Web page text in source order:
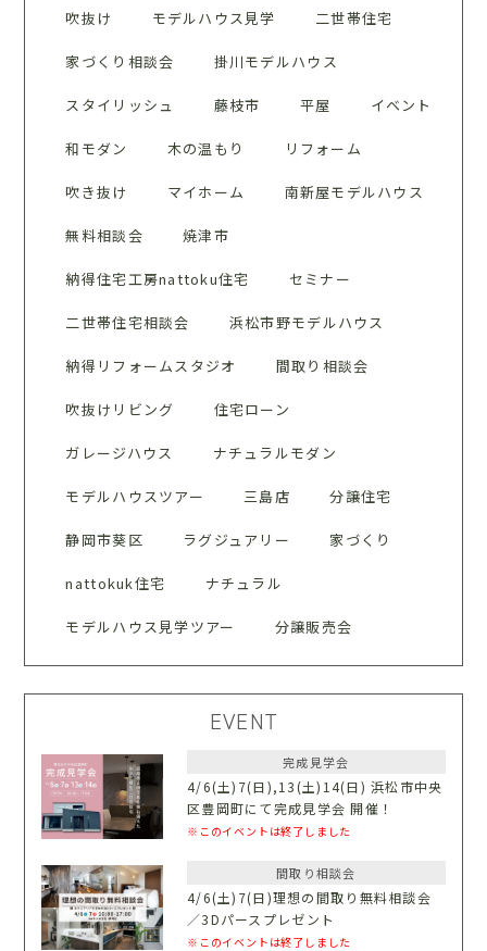
吹抜け モデルハウス見学 二世帯住宅
家づくり相談会 掛川モデルハウス
スタイリッシュ 藤枝市 平屋 イベント
和モダン 木の温もり リフォーム
吹き抜け マイホーム 南新屋モデルハウス
無料相談会 焼津市
納得住宅工房nattoku住宅 セミナー
二世帯住宅相談会 浜松市野モデルハウス
納得リフォームスタジオ 間取り相談会
吹抜けリビング 住宅ローン
ガレージハウス ナチュラルモダン
モデルハウスツアー 三島店 分譲住宅
静岡市葵区 ラグジュアリー 家づくり
nattokuk住宅 ナチュラル
モデルハウス見学ツアー 分譲販売会
EVENT
完成見学会
4/6(土)7(日),13(土)14(日) 浜松市中央
区豊岡町にて完成見学会 開催！
※このイベントは終了しました
間取り相談会
4/6(土)7(日)理想の間取り無料相談会
／3Dパースプレゼント
※このイベントは終了しました